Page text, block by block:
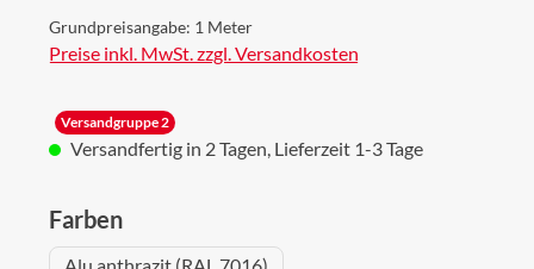
Grundpreisangabe: 1 Meter
Preise inkl. MwSt. zzgl. Versandkosten
Versandgruppe 2
Versandfertig in 2 Tagen, Lieferzeit 1-3 Tage
Farbenauswählen